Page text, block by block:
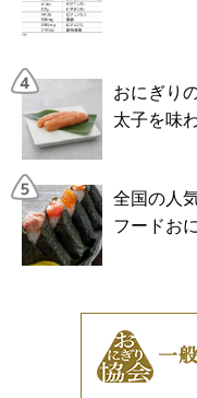
おにぎり
太子を味
全国の人
フードお